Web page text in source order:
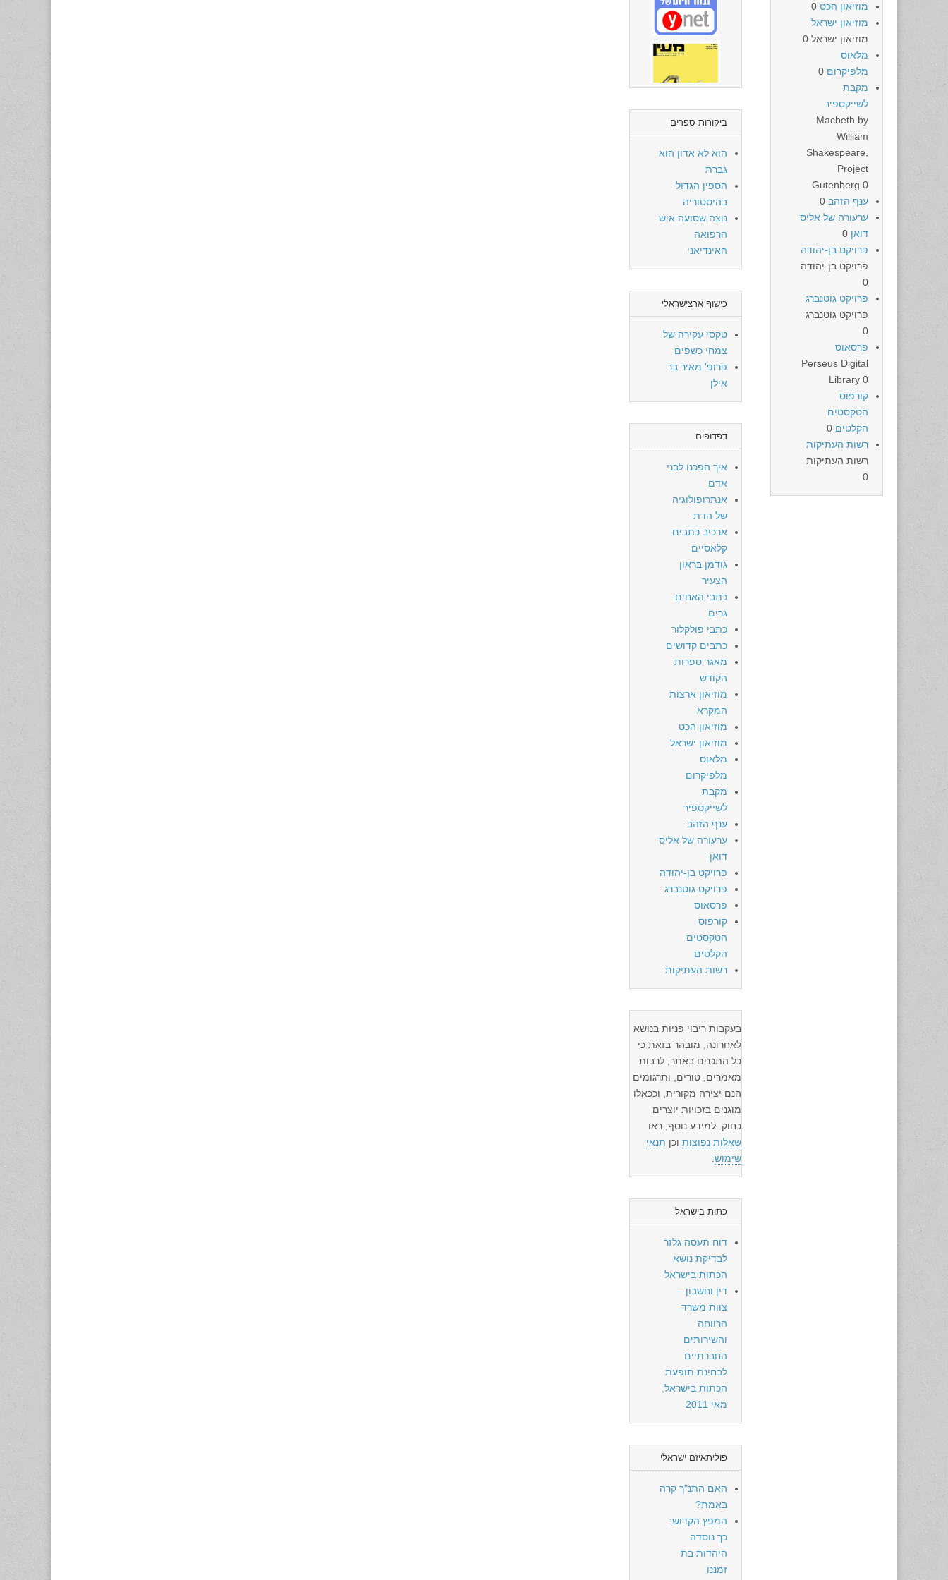
ביקורות ספרים
הוא לא אדון הוא
גברת
הספין הגדול
בהיסטוריה
נוצה שסועה איש
הרפואה
האינדיאני
כישוף ארצישראלי
טקסי עקירה של
צמחי כשפים
פרופ' מאיר בר
אילן
דפדופים
איך הפכנו לבני
אדם
אנתרופולוגיה
של הדת
ארכיב כתבים
קלאסיים
גודמן בראון
הצעיר
כתבי האחים
גרים
כתבי פולקלור
כתבים קדושים
מאגר ספרות
הקודש
מוזיאון ארצות
המקרא
מוזיאון הכט
מוזיאון ישראל
מלאוס
מלפיקרום
מקבת
לשייקספיר
ענף הזהב
ערעורה של אליס
דואן
פרויקט בן-יהודה
פרויקט גוטנברג
פרסאוס
קורפוס
הטקסטים
הקלטים
רשות העתיקות
בעקבות ריבוי פניות בנושא
לאחרונה, מובהר בזאת כי
כל התכנים באתר, לרבות
מאמרים, טורים, ותרגומים
הנם יצירה מקורית, וככאלו
מוגנים בזכויות יוצרים
כחוק. למידע נוסף, ראו
שאלות נפוצות וכן תנאי
שימוש
כתות בישראל
דוח תעסה גלזר
לבדיקת נושא
הכתות בישראל
דין וחשבון –
צוות משרד
הרווחה
והשירותים
החברתיים
לבחינת תופעת
הכתות בישראל,
מאי 2011
פוליתאיזם ישראלי
האם התנ"ך קרה
באמת?
המפץ הקדוש:
כך נוסדה
היהדות בת
זמננו
מוזיאון הכט
מוזיאון ישראל
מוזיאון ישראל 0
מלאוס
מלפיקרום
מקבת
לשייקספיר
Macbeth by
William
Shakespeare,
Project
Gutenberg 0
ענף הזהב
ערעורה של אליס
דואן
פרויקט בן-יהודה
פרויקט בן-יהודה
0
פרויקט גוטנברג
פרויקט גוטנברג
0
פרסאוס
Perseus Digital
Library 0
קורפוס
הטקסטים
הקלטים
רשות העתיקות
רשות העתיקות
0